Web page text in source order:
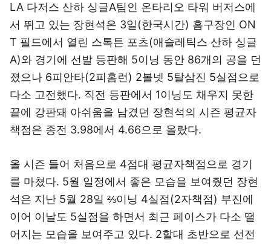
LA 다저스 산하 싱글A팀인 온타리오 타워 버저스에
서 뛰고 있는 장현석은 3일(한국시간) 홈구장인 ON
T 필드에서 열린 스톡튼 포츠(애슬레틱스 산하 싱글
A)와 경기에 선발 등판해 5이닝 동안 86개의 공을 던
졌으나 6피안타(2피홈런) 2볼넷 5탈삼진 5실점으로
다소 고전했다. 직전 등판에서 1이닝도 채우지 못한
끝에 강판돼 아쉬움을 남겼던 장현석의 시즌 평균자
책점은 종전 3.98에서 4.66으로 올랐다.
올 시즌 들어 처음으로 4점대 평균자책점으로 경기
를 마쳤다. 5월 일정에서 좋은 모습을 보여줬던 장현
석은 지난 5월 28일 ⅔이닝 4실점(2자책점) 부진에
이어 이날도 5실점을 하면서 최근 페이스가 다소 떨
어지는 모습을 보여주고 있다. 2할대 초반으로 선전